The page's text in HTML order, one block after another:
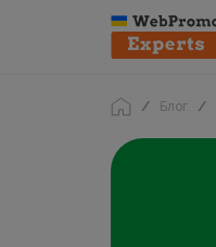
Блог